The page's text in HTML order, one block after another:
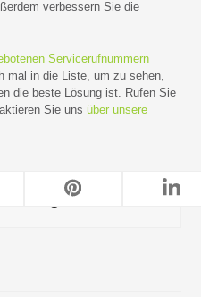
verbessern Sie die
Servicerufnummern
mal in die Liste, um zu sehen,
die beste Lösung ist. Rufen Sie
Sie unsüber unsere